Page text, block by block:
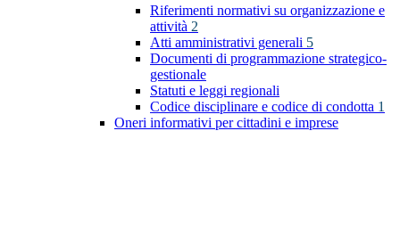
Riferimenti normativi su organizzazione e
attività 2
Atti amministrativi generali 5
Documenti di programmazione strategico-
gestionale
Statuti e leggi regionali
Codice disciplinare e codice di condotta 1
Oneri informativi per cittadini e imprese